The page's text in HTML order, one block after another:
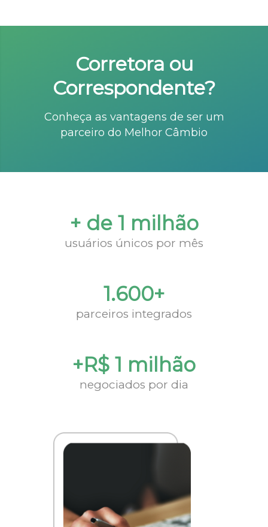
Corretora ou
Correspondente?
Conheça as vantagens de ser um
parceiro do Melhor Câmbio
+ de 1 milhão
usuários únicos por mês
1.600+
parceiros integrados
+R$ 1 milhão
negociados por dia